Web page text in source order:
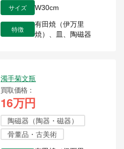
サイズ W30cm
特徴
有田焼（伊万里
焼）、皿、陶磁器
濁手菊文瓶
買取価格
16万円
陶磁器（陶器・磁器）
骨董品・古美術